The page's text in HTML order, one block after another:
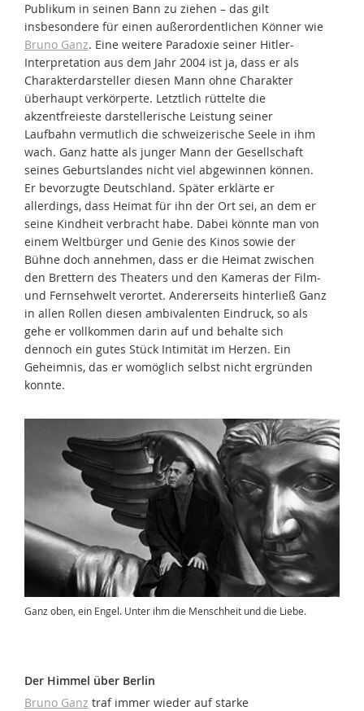
Publikum in seinen Bann zu ziehen – das gilt
insbesondere für einen außerordentlichen Könner wie
Bruno Ganz. Eine weitere Paradoxie seiner Hitler-
Interpretation aus dem Jahr 2004 ist ja, dass er als
Charakterdarsteller diesen Mann ohne Charakter
überhaupt verkörperte. Letztlich rüttelte die
akzentfreieste darstellerische Leistung seiner
Laufbahn vermutlich die schweizerische Seele in ihm
wach. Ganz hatte als junger Mann der Gesellschaft
seines Geburtslandes nicht viel abgewinnen können.
Er bevorzugte Deutschland. Später erklärte er
allerdings, dass Heimat für ihn der Ort sei, an dem er
seine Kindheit verbracht habe. Dabei könnte man von
einem Weltbürger und Genie des Kinos sowie der
Bühne doch annehmen, dass er die Heimat zwischen
den Brettern des Theaters und den Kameras der Film-
und Fernsehwelt verortet. Andererseits hinterließ Ganz
in allen Rollen diesen ambivalenten Eindruck, so als
gehe er vollkommen darin auf und behalte sich
dennoch ein gutes Stück Intimität im Herzen. Ein
Geheimnis, das er womöglich selbst nicht ergründen
konnte.
Ganz oben, ein Engel. Unter ihm die Menschheit und die Liebe.
Der Himmel über Berlin
Bruno Ganz traf immer wieder auf starke